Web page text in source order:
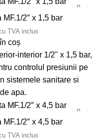
2″ x 1,5 bar
TVA inclus
coș
interior 1/2" x 1,5 bar,
controlul presiunii pe
sistemele sanitare si
apa.
2″ x 4,5 bar
TVA inclus